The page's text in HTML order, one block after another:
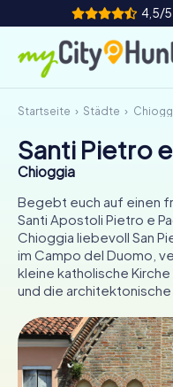
4,5/5
So funktioniert's
Städte
Touren
Teamevent
Tickets
INT AT
ES
FR
IT
NL
Startseite Städte
Santi Pietro
Chioggia
Begebt euch auf einen
Santi Apostoli Pietro e
Chioggia liebevoll San
im Campo del Duomo,
kleine katholische
und die architektonische